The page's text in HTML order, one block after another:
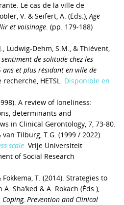
Le cas de la ville de
V. & Seifert, A. (Éds.),Age
et voisinage. (pp. 179-188)
Ludwig-Dehm, S.M., & Thiévent,
de solitude chez les
ans et plus résidant en ville de
HETSL. Disponible en
A review of loneliness:
determinants and
in Clinical Gerontology, 7, 73-80.
van Tilburg, T.G. (1999 / 2022).
scale. Vrije Universiteit
of Social Research
Fokkema, T. (2014). Strategies to
Sha’ked & A. Rokach (Éds.),
Coping, Prevention and Clinical